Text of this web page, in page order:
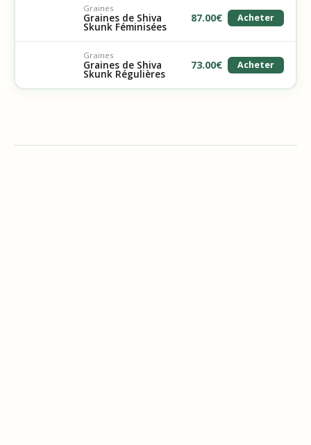
Graines
Graines de Shiva
Skunk Féminisées
87.00€ Acheter
Graines
Graines de Shiva
Skunk Régulières
73.00€ Acheter